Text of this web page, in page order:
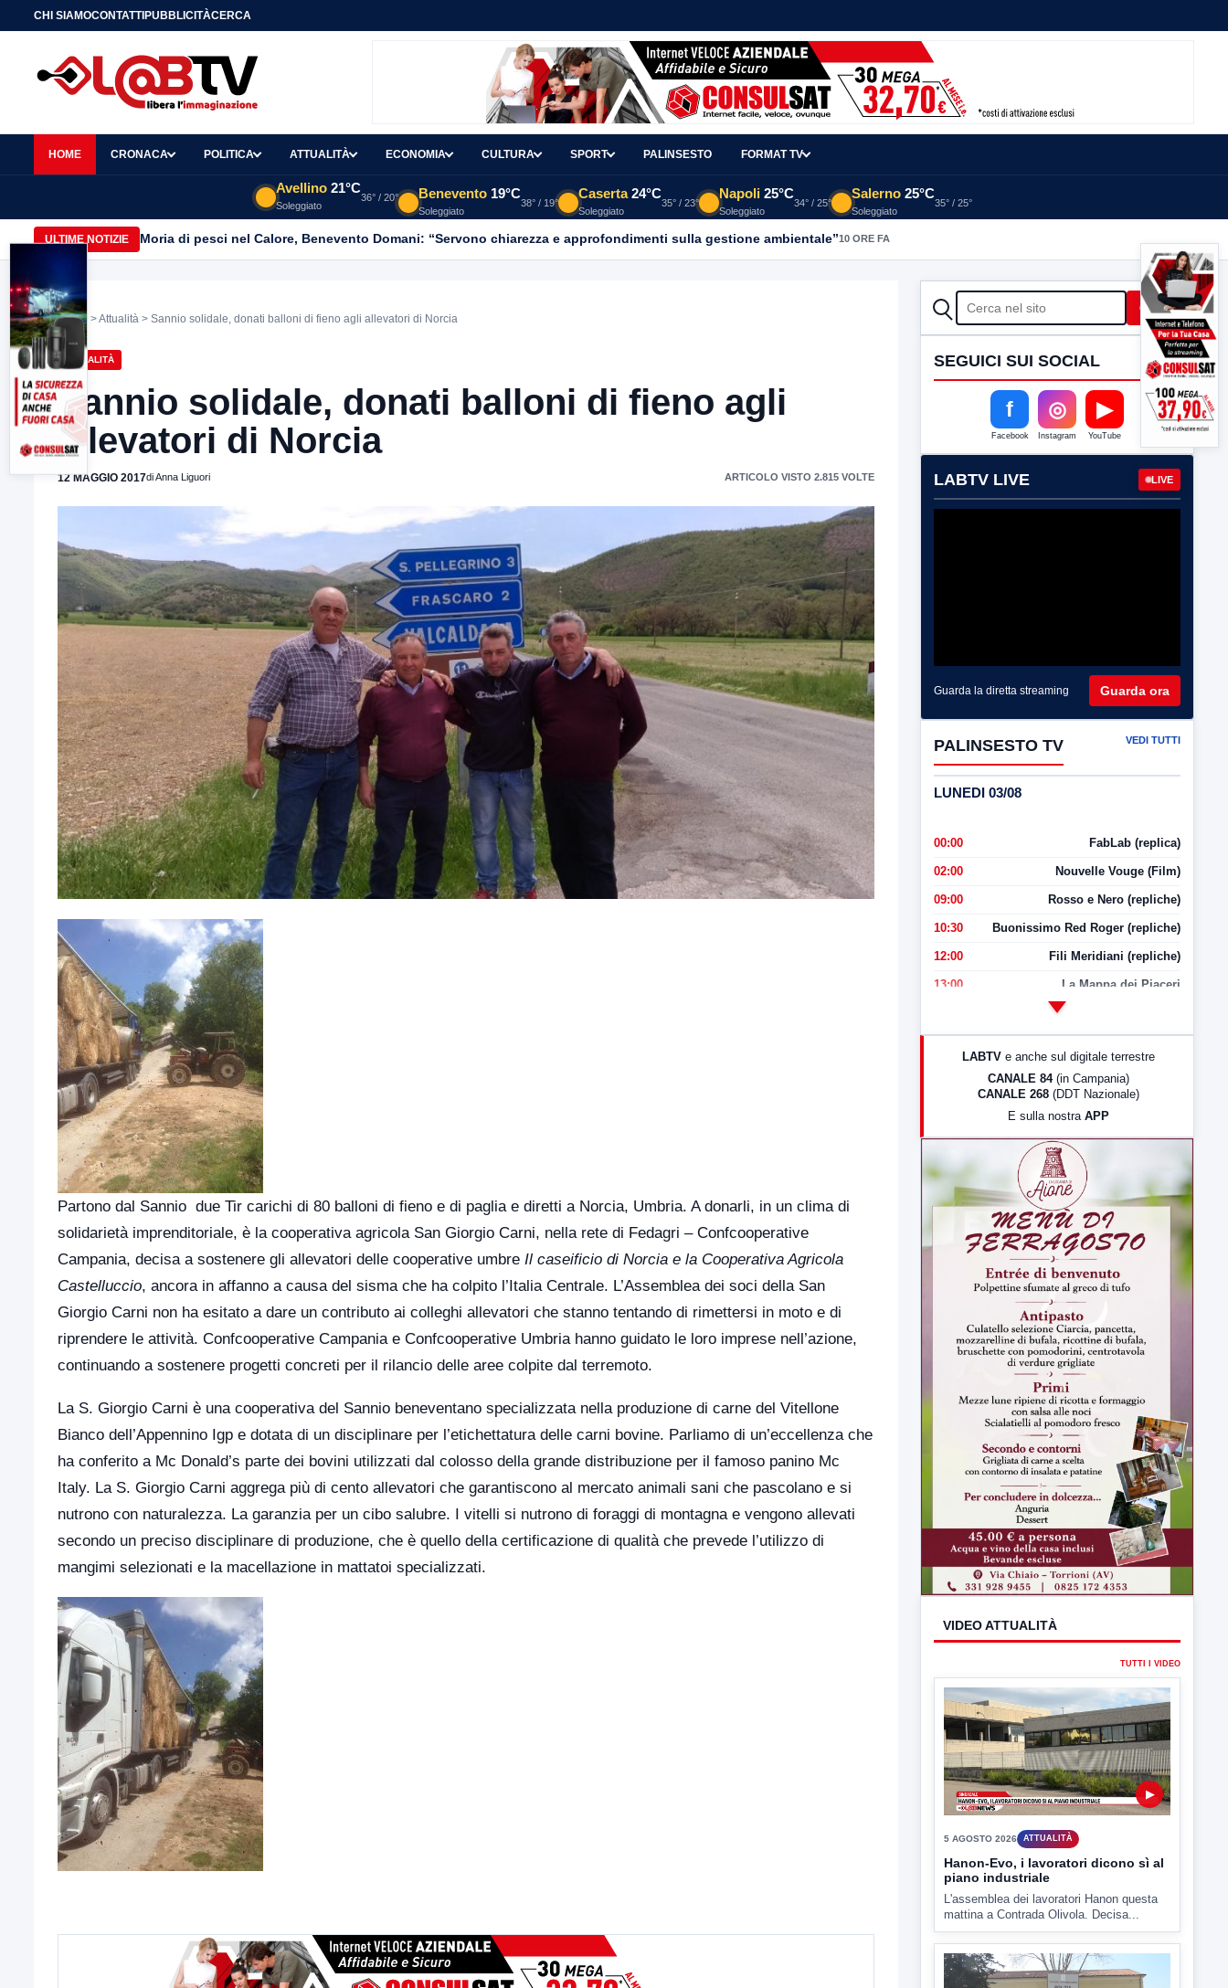
CHI SIAMOCONTATTIPUBBLICITÀCERCA
HOME CRONACA POLITICA ATTUALITÀ ECONOMIA CULTURA SPORT PALINSESTO FORMAT TV
Avellino 21°C
Soleggiato
36° / 20° Benevento 19°C
Soleggiato
38° / 19°
Caserta 24°C
Soleggiato
35° / 23°
Napoli 25°C
Soleggiato
34° / 25°
Salerno 25°C
Soleggiato
35° / 25°
ULTIME NOTIZIE Moria di pesci nel Calore, Benevento Domani: “Servono chiarezza e approfondimenti sulla gestione ambientale”10 ORE FA
Home >Attualità > Sannio solidale, donati balloni di fieno agli allevatori di Norcia
ATTUALITÀ
Sannio solidale, donati balloni di fieno agli
allevatori di Norcia
12 MAGGIO 2017di Anna Liguori ARTICOLO VISTO 2.815 VOLTE
Partono dal Sannio due Tir carichi di 80 balloni di fieno e di paglia e diretti a Norcia, Umbria. A donarli, in un clima di
solidarietà imprenditoriale, è la cooperativa agricola San Giorgio Carni, nella rete di Fedagri – Confcooperative
Campania, decisa a sostenere gli allevatori delle cooperative umbre Il caseificio di Norcia e la Cooperativa Agricola
Castelluccio, ancora in affanno a causa del sisma che ha colpito l’Italia Centrale. L’Assemblea dei soci della San
Giorgio Carni non ha esitato a dare un contributo ai colleghi allevatori che stanno tentando di rimettersi in moto e di
riprendere le attività. Confcooperative Campania e Confcooperative Umbria hanno guidato le loro imprese nell’azione,
continuando a sostenere progetti concreti per il rilancio delle aree colpite dal terremoto.
La S. Giorgio Carni è una cooperativa del Sannio beneventano specializzata nella produzione di carne del Vitellone
Bianco dell’Appennino Igp e dotata di un disciplinare per l’etichettatura delle carni bovine. Parliamo di un’eccellenza che
ha conferito a Mc Donald’s parte dei bovini utilizzati dal colosso della grande distribuzione per il famoso panino Mc
Italy. La S. Giorgio Carni aggrega più di cento allevatori che garantiscono al mercato animali sani che pascolano e si
nutrono con naturalezza. La garanzia per un cibo salubre. I vitelli si nutrono di foraggi di montagna e vengono allevati
secondo un preciso disciplinare di produzione, che è quello della certificazione di qualità che prevede l’utilizzo di
mangimi selezionati e la macellazione in mattatoi specializzati.
CERCA Cerca
SEGUICI SUI SOCIAL
f
Facebook
◎
Instagram
▶
YouTube
LABTV LIVE LIVE
Guarda la diretta streaming Guarda ora
PALINSESTO TV VEDI TUTTI
LUNEDI 03/08
00:00 FabLab (replica)
02:00 Nouvelle Vouge (Film)
09:00 Rosso e Nero (repliche)
10:30 Buonissimo Red Roger (repliche)
12:00 Fili Meridiani (repliche)
13:00 La Mappa dei Piaceri
LabNews (Diretta)
LabNews (replica)
LABTV e anche sul digitale terrestre
CANALE 84 (in Campania)
CANALE 268 (DDT Nazionale)
E sulla nostra APP
VIDEO ATTUALITÀ
▶
5 AGOSTO 2026 ATTUALITÀ
Hanon-Evo, i lavoratori dicono sì al
piano industriale
L'assemblea dei lavoratori Hanon questa
mattina a Contrada Olivola. Decisa...